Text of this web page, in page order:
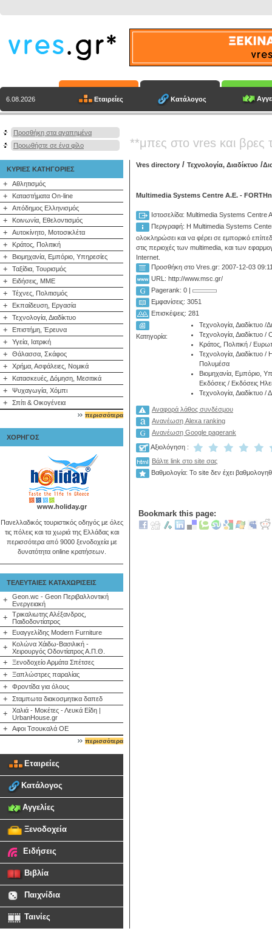
6.08.2026 Εταιρείες Κατάλογος
Προσθήκη στα αγαπημένα
Προωθήστε σε ένα φίλο
**μπες στο vres και βρες
ΚΥΡΙΕΣ ΚΑΤΗΓΟΡΙΕΣ
+ Αθλητισμός
+ Καταστήματα On-line
+ Απόδημος Ελληνισμός
+ Κοινωνία, Εθελοντισμός
+ Αυτοκίνητο, Μοτοσικλέτα
+ Κράτος, Πολιτική
+ Βιομηχανία, Εμπόριο, Υπηρεσίες
+ Ταξίδια, Τουρισμός
+ Ειδήσεις, ΜΜΕ
+ Τέχνες, Πολιτισμός
+ Εκπαίδευση, Εργασία
+ Τεχνολογία, Διαδίκτυο
+ Επιστήμη, Έρευνα
+ Υγεία, Ιατρική
+ Θάλασσα, Σκάφος
+ Χρήμα, Ασφάλειες, Νομικά
+ Κατασκευές, Δόμηση, Μεσιτικά
+ Ψυχαγωγία, Χόμπι
+ Σπίτι & Οικογένεια
περισσότερα
ΧΟΡΗΓΟΣ
www.holiday.gr
Πανελλαδικός τουριστικός οδηγός με όλες
τις πόλεις και τα χωριά της Ελλάδας και
περισσότερα από 9000 ξενοδοχεία με
δυνατότητα online κρατήσεων.
ΤΕΛΕΥΤΑΙΕΣ ΚΑΤΑΧΩΡΙΣΕΙΣ
+
Geon.wc - Geon Περιβαλλοντική
Ενεργειακή
+
Τρικαλιωτης Αλέξανδρος,
Παιδοδοντίατρος
+ Ευαγγελίδης Modern Furniture
+
Κολώνα Χάιδω-Βασιλική -
Χειρουργός Οδοντίατρος Α.Π.Θ.
+ Ξενοδοχείο Αρμάτα Σπέτσες
+ Ξαπλώστρες παραλίας
+ Φροντίδα για όλους
+ Σταμπωτα διακοσμητικα δαπεδ
+
Χαλιά - Μοκέτες - Λευκά Είδη |
UrbanHouse.gr
+ Αφοι Τσουκαλά ΟΕ
περισσότερα
Εταιρείες
Κατάλογος
Αγγελίες
Ξενοδοχεία
Ειδήσεις
Βιβλία
Παιχνίδια
Ταινίες
Vres directory / Τεχνολογία, Διαδίκτυο /
Multimedia Systems Centre A.E. -
Ιστοσελίδα: Multimedia Systems Centre
Περιγραφή: Η Multimedia Systems Center
ολοκληρώσει και να φέρει σε εμπορικό
στις περιοχές των multimedia, και των
Internet.
Προσθήκη στο Vres.gr: 2007-12-03
URL: http://www.msc.gr/
Pagerank: 0 |
Εμφανίσεις: 3051
Επισκέψεις: 281
Κατηγορία:
Τεχνολογία, Διαδίκτυο /
Τεχνολογία, Διαδίκτυο /
Κράτος, Πολιτική /
Τεχνολογία, Διαδίκτυο /
Πολυμέσα
Βιομηχανία, Εμπόριο,
Εκδόσεις / Εκδόσεις
Τεχνολογία, Διαδίκτυο /
Αναφορά λάθος συνδέσμου
Ανανέωση Alexa ranking
Ανανέωση Google pagerank
Αξιολόγηση :
Βάλτε link στο site σας
Βαθμολογία: Το site δεν έχει
Bookmark this page: